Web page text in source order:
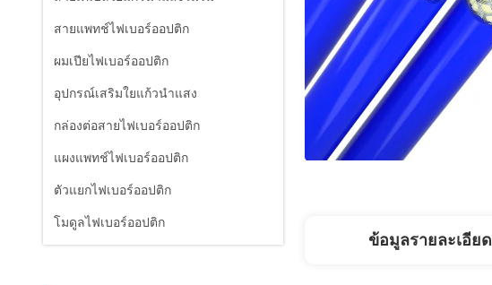
สายแพทช์ไฟเบอร์ออปติก
ผมเปียไฟเบอร์ออปติก
อุปกรณ์เสริมใยแก้วนำแสง
กล่องต่อสายไฟเบอร์ออปติก
แผงแพทช์ไฟเบอร์ออปติก
ตัวแยกไฟเบอร์ออปติก
โมดูลไฟเบอร์ออปติก
ข้อมูลรายละเอียด